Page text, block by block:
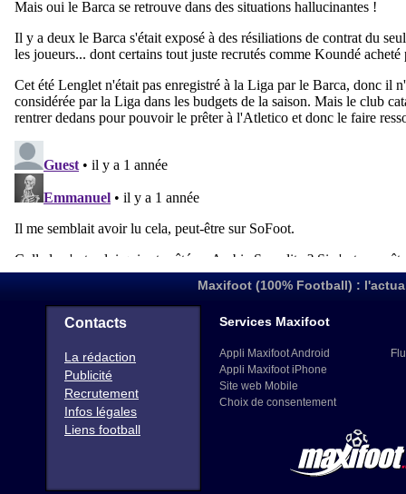
Maxifoot (100% Football) :
Contacts
La rédaction
Publicité
Recrutement
Infos légales
Liens football
Services Maxifoot
Appli Maxifoot Android
Appli Maxifoot iPhone
Site web Mobile
Choix de consentement